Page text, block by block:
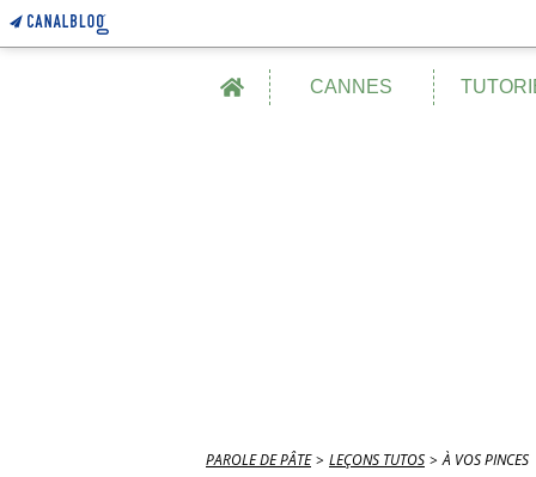
Home CANNES
PAROLE DE PÂTE > LEÇONS TUTOS > À VOS PINCES